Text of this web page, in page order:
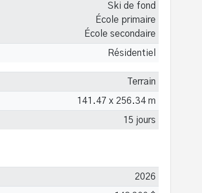
Ski de fond
École primaire
École secondaire
Résidentiel
Terrain
141.47 x 256.34 m
15 jours
2026